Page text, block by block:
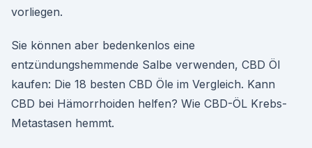
vorliegen.
Sie können aber bedenkenlos eine
entzündungshemmende Salbe verwenden, CBD Öl
kaufen: Die 18 besten CBD Öle im Vergleich. Kann
CBD bei Hämorrhoiden helfen? Wie CBD-ÖL Krebs-
Metastasen hemmt.